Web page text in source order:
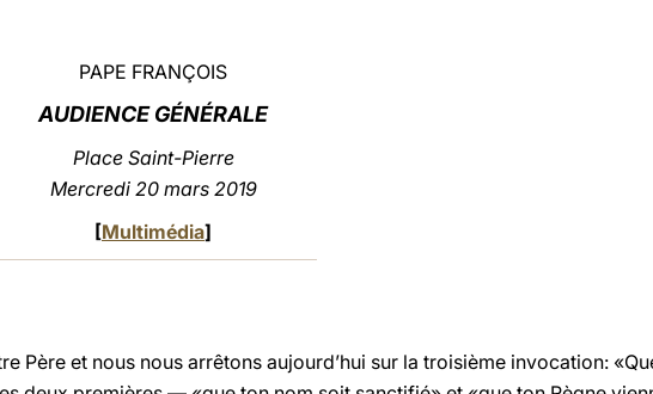
PAPE FRANÇOIS
AUDIENCE GÉNÉRALE
Place Saint-Pierre
Mercredi 20 mars 2019
[Multimédia]
Père et nous nous arrêtons aujourd’hui sur la troisième invocation: